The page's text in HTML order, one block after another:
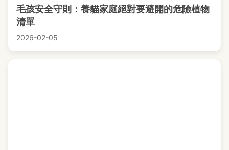
毛孩安全守則：養貓家庭絕對要避開的危險植物
清單
2026-02-05